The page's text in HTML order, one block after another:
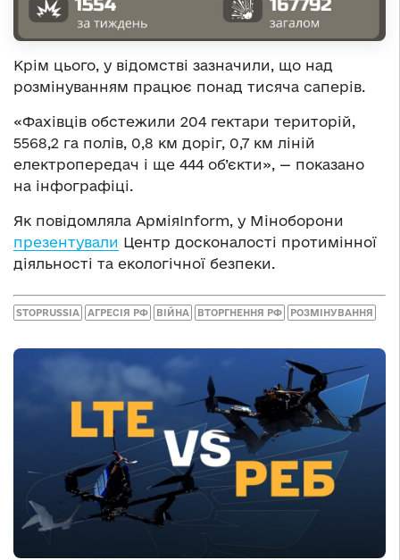
Крім цього, у відомстві зазначили, що над
розмінуванням працює понад тисяча саперів.
«Фахівців обстежили 204 гектари територій,
5568,2 га полів, 0,8 км доріг, 0,7 км ліній
електропередач і ще 444 об’єкти», — показано
на інфографіці.
Як повідомляла АрміяInform, у Міноборони
презентували Центр досконалості протимінної
діяльності та екологічної безпеки.
STOPRUSSIA АГРЕСІЯ РФ ВІЙНА ВТОРГНЕННЯ РФ РОЗМІНУВАННЯ